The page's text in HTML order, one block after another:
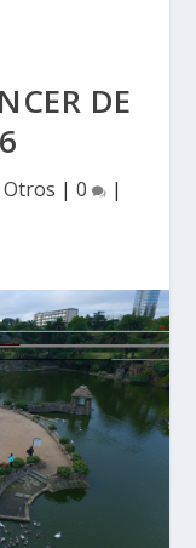
DE
Otros | 0 |